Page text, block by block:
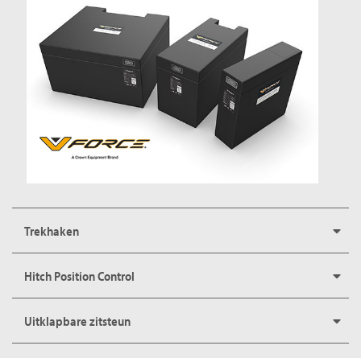
Trekhaken
Hitch Position Control
Uitklapbare zitsteun